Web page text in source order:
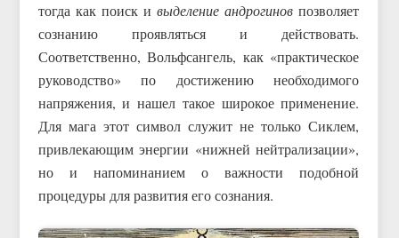
тогда как поиск ивыделение андрогинов позволяет
сознанию проявляться и действовать.
Соответственно, Вольфсангель, как «практическое
руководство» по достижению необходимого
напряжения, и нашел такое широкое применение.
Для мага этот символ служит не только Сиклем,
привлекающим энергии «нижней нейтрализации»,
но и напоминанием о важности подобной
процедуры для развития его сознания.